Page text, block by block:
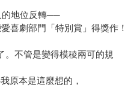
地位反轉──
喜劇部門「特別賞」得獎作！
。不管是變得模稜兩可的規
原本是這麼想的，